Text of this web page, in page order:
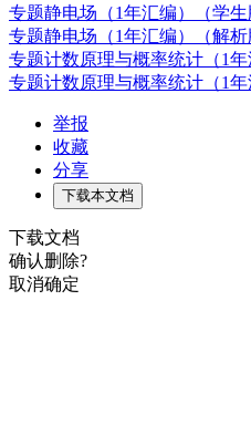
专题静电场（1年汇编）（学生
专题静电场（1年汇编）（解析
专题计数原理与概率统计（1
专题计数原理与概率统计（1
举报
收藏
分享
下载本文档
下载文档
确认删除?
取消确定